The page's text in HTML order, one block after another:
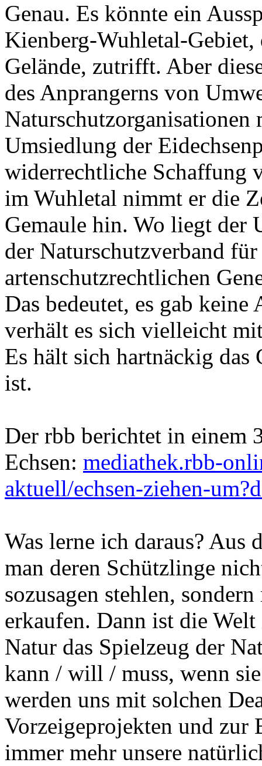
Genau. Es könnte ein
Kienberg-Wuhletal-
Gelände, zutrifft. Aber
des Anprangerns von
Naturschutzorganisationen
Umsiedlung der
widerrechtliche Schaffung
im Wuhletal nimmt er die
Gemaule hin. Wo liegt der
der Naturschutzverband
artenschutzrechtlichen
Das bedeutet, es gab
verhält es sich vielleicht
Es hält sich hartnäckig das
ist.
Der rbb berichtet in einem
Echsen: mediathek.rbb-
aktuell/echsen-ziehen-
Was lerne ich daraus? Aus
man deren Schützlinge
sozusagen stehlen,
erkaufen. Dann ist die
Natur das Spielzeug der
kann / will / muss, wenn
werden uns mit solchen
Vorzeigeprojekten und zur
immer mehr unsere